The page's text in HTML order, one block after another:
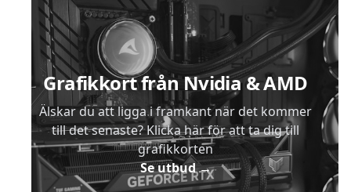
Grafikkort från Nvidia & AMD
Älskar du att ligga i framkant när det kommer
till det senaste? Klicka här för att ta dig till
grafikkorten
Se utbud→